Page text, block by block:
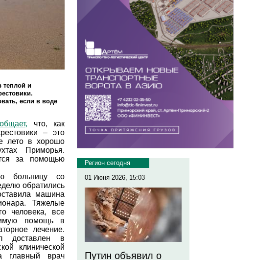
теплой и
если в воде
что, как
– это
лето в хорошо
Приморья.
за помощью
больницу со
обратились
машина
Тяжелые
человека, все
помощь в
лечение.
доставлен в
клинической
врач
Регион сегодня
01 Июня 2026, 15:03
Путин объявил о